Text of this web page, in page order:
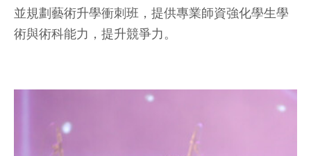
並規劃藝術升學衝刺班，提供專業師資強化學生學
術與術科能力，提升競爭力。